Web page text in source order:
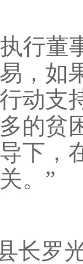
行董
，如
动支
的贫
下，
。”
长罗